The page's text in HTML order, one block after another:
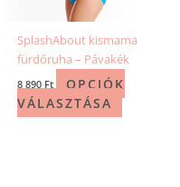
SplashAbout kismama
fürdőruha – Pávakék
8 890 Ft
OPCIÓK
VÁLASZTÁSA